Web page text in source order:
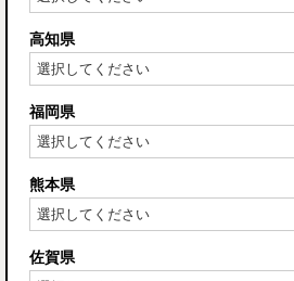
高知県
福岡県
熊本県
佐賀県